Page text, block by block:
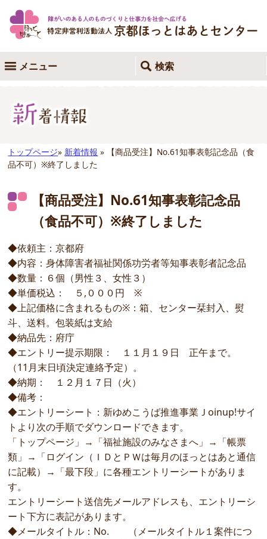
メニュー 検索
トップページ» 新着情報 » 【商品受注】No.61知事表彰記念品（食
品不可）※終了しました
【商品受注】No.61知事表彰記念品
（食品不可）※終了しました
◆依頼主：京都府
◆内容：身体障害者福祉関係功労者等知事表彰者記念品
◆数量：６個（男性３、女性３）
◆単価税込： ５,０００円 ※
◆上記価格に含まれるもの※：箱、センター栞封入、熨
斗、送料。包装紙は支給
◆納品先：府庁
◆エントリー提示期限： １１月１９日 正午まで。
（11月末日頃決定連絡予定）。
◆納期： １２月１７日（火）
◆備考：
◆エントリーシート：新ゆめこうば推進事業Ｊoinup!サイ
トより次の手順でダウンロードできます。
「トップページ」→「福祉施設のみなさまへ」→「帳票
類」→「ログイン（ＩＤとＰＷは毎月のほっとはあと通信
に記載）→「最下段」に各種エントリーシートがありま
す。
エントリーシート送信先メールアドレスも、エントリーシ
ート下方に表記があります。
◆メールタイトル：No. （メールタイトル１案件につ